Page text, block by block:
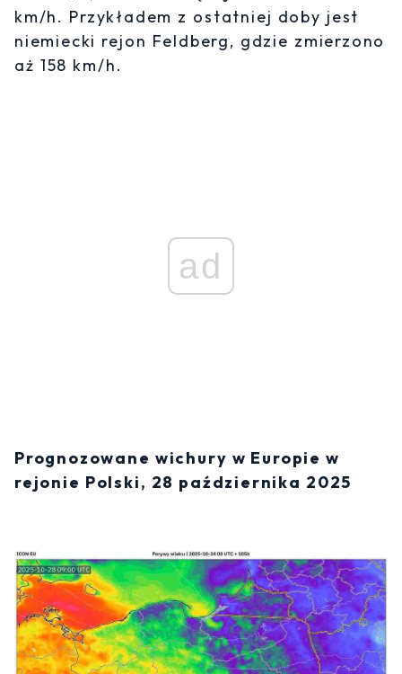
km/h. Przykładem z ostatniej doby jest
niemiecki rejon Feldberg, gdzie zmierzono
aż 158 km/h.
ad
Prognozowane wichury w Europie w
rejonie Polski, 28 października 2025